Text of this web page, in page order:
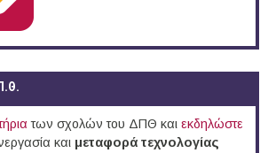
των σχολών του ΔΠΘ και εκδηλώστε
και μεταφορά τεχνολογίας